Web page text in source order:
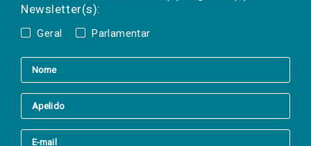
Newsletter(s):
Geral Parlamentar